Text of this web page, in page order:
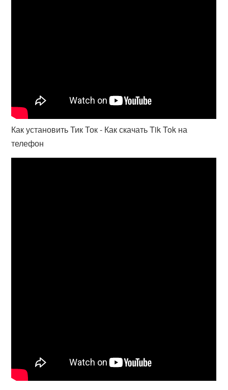
Как установить Тик Ток - Как скачать Tik Tok на
телефон